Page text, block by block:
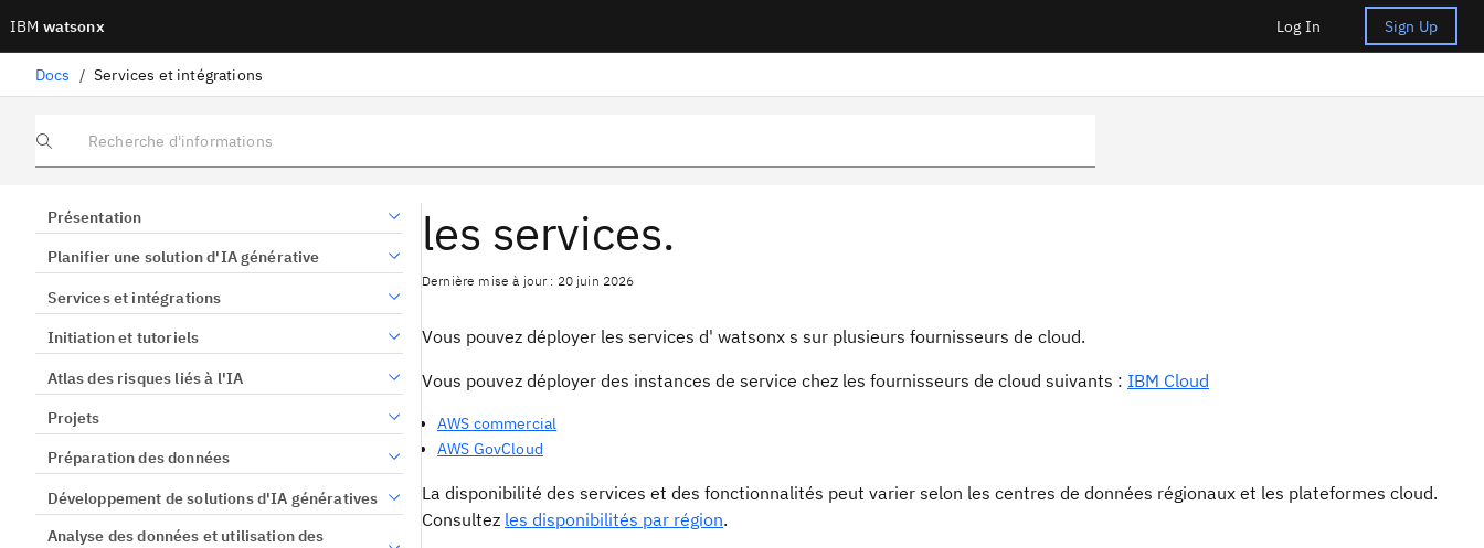
IBM watsonx Log In Sign Up
Docs / Services et intégrations
Recherche d'informations
Présentation
Planifier une solution d'IA générative
Services et intégrations
Initiation et tutoriels
Atlas des risques liés à l'IA
Projets
Préparation des données
Développement de solutions d'IA génératives
Analyse des données et utilisation des
les services.
Dernière mise à jour : 20 juin 2026
Vous pouvez déployer les services d' watsonx s sur plusieurs fournisseurs de cloud.
Vous pouvez déployer des instances de service chez les fournisseurs de cloud suivants : IBM Cloud
AWS commercial
AWS GovCloud
La disponibilité des services et des fonctionnalités peut varier selon les centres de données régionaux et les plateformes cloud.
Consultez les disponibilités par région.